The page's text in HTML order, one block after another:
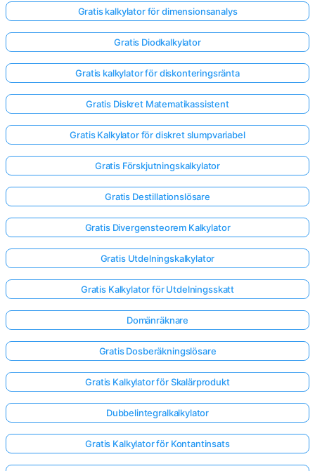
in
Gratis kalkylator för dimensionsanalys
Gratis Diodkalkylator
Gratis kalkylator för diskonteringsränta
Gratis Diskret Matematikassistent
Gratis Kalkylator för diskret slumpvariabel
Gratis Förskjutningskalkylator
Gratis Destillationslösare
Gratis Divergensteorem Kalkylator
Gratis Utdelningskalkylator
Gratis Kalkylator för Utdelningsskatt
Domänräknare
Gratis Dosberäkningslösare
Gratis Kalkylator för Skalärprodukt
Dubbelintegralkalkylator
Gratis Kalkylator för Kontantinsats